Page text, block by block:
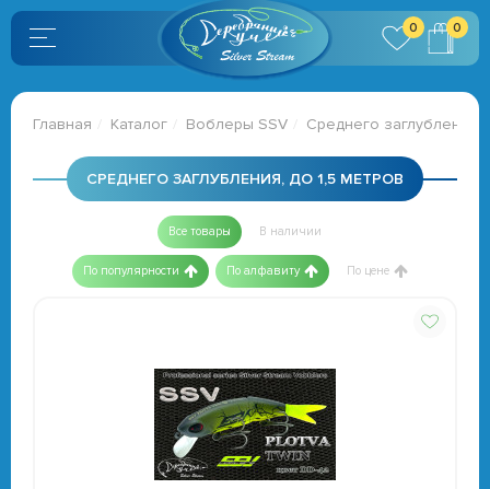
0
0
Главная Каталог Воблеры SSV Среднего заглубления,
СРЕДНЕГО ЗАГЛУБЛЕНИЯ, ДО 1,5 МЕТРОВ
Все товары В наличии
По популярности По алфавиту По цене